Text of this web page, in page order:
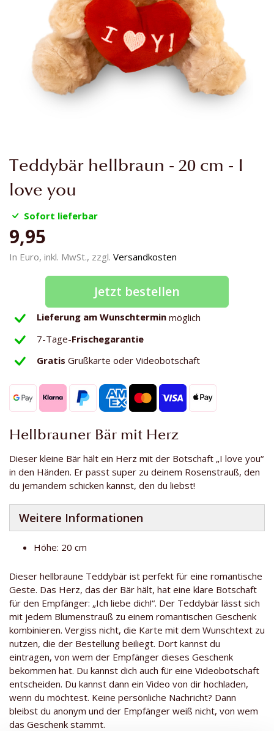
Teddybär hellbraun - 20 cm - I
love you
Sofort lieferbar
9,95
In Euro, inkl. MwSt., zzgl. Versandkosten
Jetzt bestellen
Lieferung am Wunschtermin möglich
7-Tage-Frischegarantie
Gratis Grußkarte oder Videobotschaft
Hellbrauner Bär mit Herz
Dieser kleine Bär hält ein Herz mit der Botschaft „I love you“
in den Händen. Er passt super zu deinem Rosenstrauß, den
du jemandem schicken kannst, den du liebst!
Weitere Informationen
Höhe: 20 cm
Dieser hellbraune Teddybär ist perfekt für eine romantische
Geste. Das Herz, das der Bär hält, hat eine klare Botschaft
für den Empfänger: „Ich liebe dich!“. Der Teddybär lässt sich
mit jedem Blumenstrauß zu einem romantischen Geschenk
kombinieren. Vergiss nicht, die Karte mit dem Wunschtext zu
nutzen, die der Bestellung beiliegt. Dort kannst du
eintragen, von wem der Empfänger dieses Geschenk
bekommen hat. Du kannst dich auch für eine Videobotschaft
entscheiden. Du kannst dann ein Video von dir hochladen,
wenn du möchtest. Keine persönliche Nachricht? Dann
bleibst du anonym und der Empfänger weiß nicht, von wem
das Geschenk stammt.
Zum
Anfang
der
Bildgalerie
springen